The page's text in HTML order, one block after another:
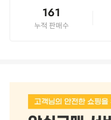
161
누적 판매수